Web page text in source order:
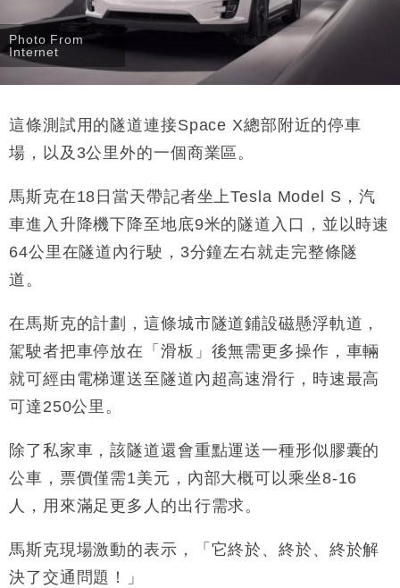
國際｜特朗普料美伊戰事快結束 承認部分彈藥庫存緊
張
15:59
財經｜SA售股自救後再出手 斥4億美元押注未上市公
司
Photo From
Internet
這條測試用的隧道連接Space X總部附近的停車
場，以及3公里外的一個商業區。
馬斯克在18日當天帶記者坐上Tesla Model S，汽
車進入升降機下降至地底9米的隧道入口，並以時速
64公里在隧道內行駛，3分鐘左右就走完整條隧
道。
在馬斯克的計劃，這條城市隧道鋪設磁懸浮軌道，
駕駛者把車停放在「滑板」後無需更多操作，車輛
就可經由電梯運送至隧道內超高速滑行，時速最高
可達 250公里。
除了私家車，該隧道還會重點運送一種形似膠囊的
公車，票價僅需1美元，內部大概可以乘坐8-16
人，用來滿足更多人的出行需求。
馬斯克現場激動的表示，「它終於、終於、終於解
決了交通問題！」